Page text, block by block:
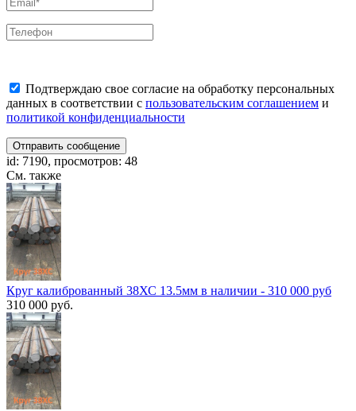
Подтверждаю свое согласие на обработку персональных
данных в соответствии с пользовательским соглашением и
политикой конфиденциальности
Отправить сообщение
id: 7190, просмотров: 48
См. также
Круг калиброванный 38ХС 13.5мм в наличии - 310 000 руб
310 000 руб.